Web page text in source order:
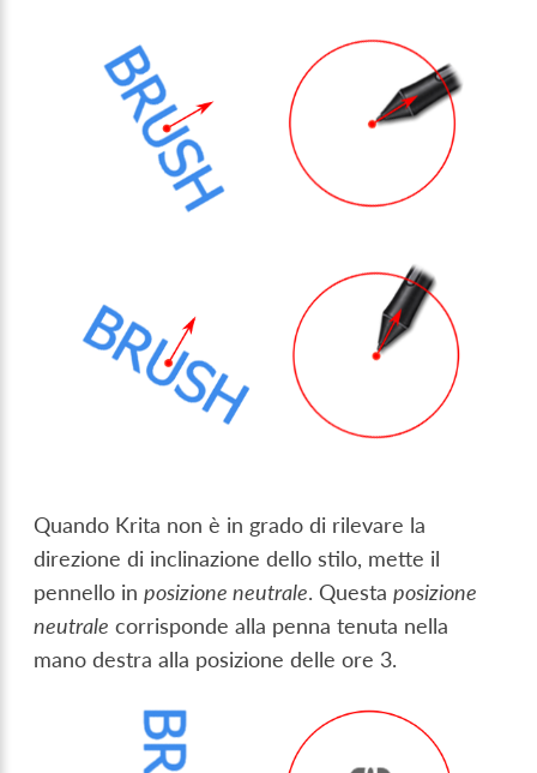
Quando Krita non è in grado di rilevare la
direzione di inclinazione dello stilo, mette il
pennello inposizione neutrale. Questaposizione
neutrale corrisponde alla penna tenuta nella
mano destra alla posizione delle ore 3.